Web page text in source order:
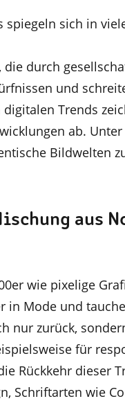
spiegeln sich in
die durch
und
Trends
ab.
Bildwelten
aus
wie pixelige
in Mode und
nur zurück,
für
Rückkehr dieser
Schriftarten wie